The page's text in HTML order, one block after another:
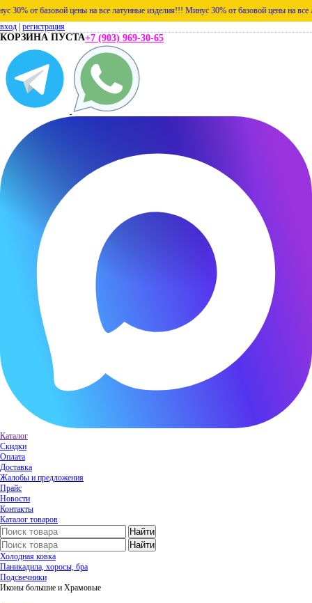
от базовой цены на все латунные изделия!!! Минус 30% от базовой цены на все
вход регистрация
КОРЗИНА ПУСТА+7 (903) 969-30-65
Каталог
Скидки
Оплата
Доставка
Жалобы и предложения
Прайс
Новости
Контакты
Каталог товаров
Холодная ковка
Паникадила, хоросы, бра
Подсвечники
Иконы большие и Храмовые